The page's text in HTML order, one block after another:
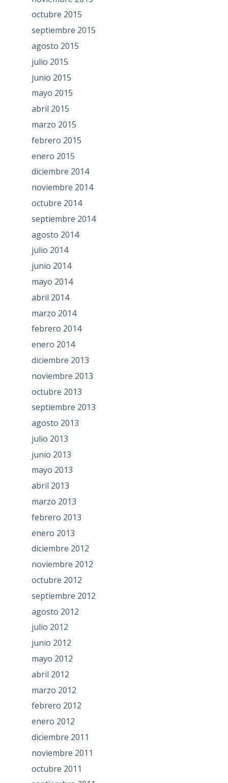
octubre 2015
septiembre 2015
agosto 2015
julio 2015
junio 2015
mayo 2015
abril 2015
marzo 2015
febrero 2015
enero 2015
diciembre 2014
noviembre 2014
octubre 2014
septiembre 2014
agosto 2014
julio 2014
junio 2014
mayo 2014
abril 2014
marzo 2014
febrero 2014
enero 2014
diciembre 2013
noviembre 2013
octubre 2013
septiembre 2013
agosto 2013
julio 2013
junio 2013
mayo 2013
abril 2013
marzo 2013
febrero 2013
enero 2013
diciembre 2012
noviembre 2012
octubre 2012
septiembre 2012
agosto 2012
julio 2012
junio 2012
mayo 2012
abril 2012
marzo 2012
febrero 2012
enero 2012
diciembre 2011
noviembre 2011
octubre 2011